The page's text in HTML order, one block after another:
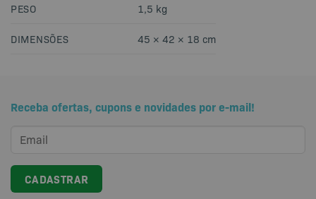
PESO 1,5 kg
DIMENSÕES 45 × 42 × 18 cm
Receba ofertas, cupons e novidades por e-mail!